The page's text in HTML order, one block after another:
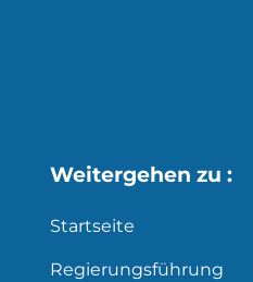
Weitergehen zu :
Startseite
Regierungsführung